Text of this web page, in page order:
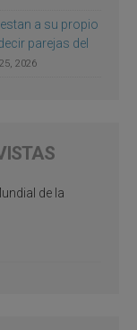
a su propio
parejas del
2026
de la